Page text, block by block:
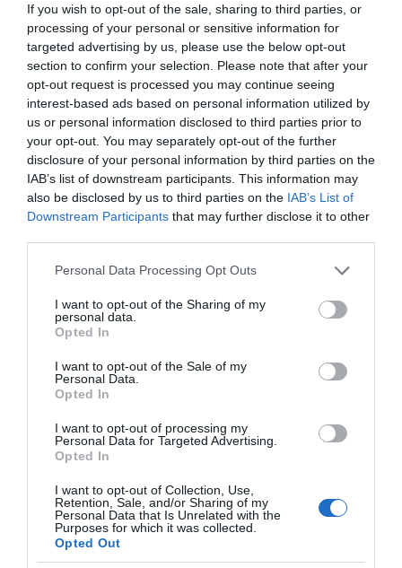
If you wish to opt-out of the sale, sharing to third parties, or
processing of your personal or sensitive information for
targeted advertising by us, please use the below opt-out
section to confirm your selection. Please note that after your
opt-out request is processed you may continue seeing
interest-based ads based on personal information utilized by
us or personal information disclosed to third parties prior to
your opt-out. You may separately opt-out of the further
disclosure of your personal information by third parties on the
IAB’s list of downstream participants. This information may
also be disclosed by us to third parties on the IAB’s List of
Downstream Participants that may further disclose it to other
Please note that this website/app uses one or more Google
not limited to your visit or usage behaviour. You may click to
grant or deny consent to Google and its third-party tags to
use your data for below specified purposes in below Google
consent section.
Personal Data Processing Opt Outs
I want to opt-out of the Sharing of my
personal data.
Opted In
I want to opt-out of the Sale of my
Personal Data.
Opted In
I want to opt-out of processing my
Personal Data for Targeted Advertising.
Opted In
I want to opt-out of Collection, Use,
Retention, Sale, and/or Sharing of my
Personal Data that Is Unrelated with the
Purposes for which it was collected.
Opted Out
Πεινάς και εσύ μετά το
ξενύχτι; 5 καντίνες
στην Αθήνα που
σώζουν τις βραδινές
σου λιγούρες
Πώς να ξεφλουδίζεις
εύκολα το σκόρδο – Το
kitchen trick που κάθε
foodie πρέπει να ξέρει
Οι «Τυπολογίες» περνούν στην εικόνα, έχοντας
Τηλεοπτικά
«Μαγειρέματα»,
Ψηφιακοί Πόλεμοι και
Βερύκιος ανοίγει τα
χαρτιά του – Vidcast